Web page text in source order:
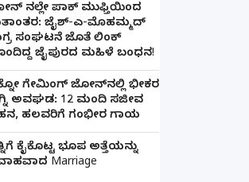
ನಲ್ಲೇ ಪಾಕ್ ಮುಫ್ತಿಯಿಂದ
ಜೈಶ್-ಎ-ಮೊಹಮ್ಮದ್
ಸಂಘಟನೆ ಜೊತೆ ಲಿಂಕ್
ಜೈಪುರದ ಮಹಿಳೆ ಬಂಧನ!
ಗೇಮಿಂಗ್ ಜೋನ್‌ನಲ್ಲಿ ಭೀಕರ
ಅವಘಡ: 12 ಮಂದಿ ಸಜೀವ
ಹಲವರಿಗೆ ಗಂಭೀರ ಗಾಯ
ಕೈಕೊಟ್ಟ ಭೂಪ ಅತ್ತೆಯನ್ನು
Marriage